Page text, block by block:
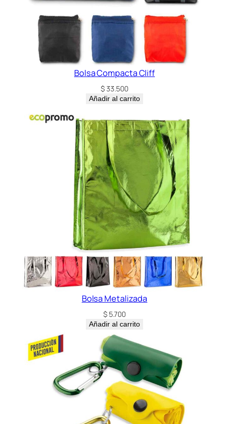
Bolsa Compacta Cliff
$33.500
Añadir al carrito
Bolsa Metalizada
$5.700
Añadir al carrito